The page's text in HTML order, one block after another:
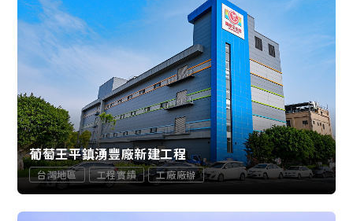
葡萄王平鎮湧豐廠新建工程
台灣地區 工程實績 工廠廠辦